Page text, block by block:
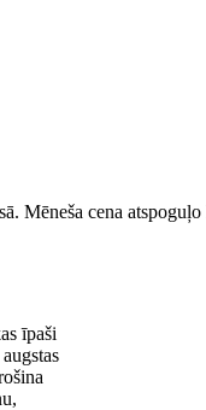
Mēneša cena
īpaši